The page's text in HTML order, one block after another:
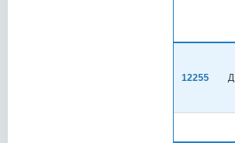
12255 Д